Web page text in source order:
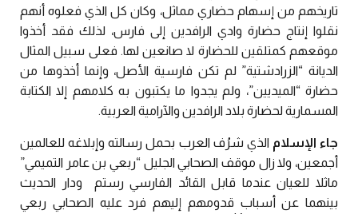
تاريخهم من إسهام حضاري مماثل، وكان كل الذي فعلوه أنهم
نقلوا إنتاج حضارة وادي الرافدين إلى فارس، لذلك فقد أخذوا
موقعهم كمتلقين للحضارة لا صانعين لها. فعلى سبيل المثال
الديانة “الزرادشتية” لم تكن فارسية الأصل، وإنما أخذوها من
حضارة “الميديين”، ولم يجدوا ما يكتبون به كلامهم إلا الكتابة
المسمارية لحضارة بلاد الرافدين والآرامية العربية.
جاء الإسلام الذي شرُف العرب بحمل رسالته وإبلاغه للعالمين
أجمعين، ولازال موقف الصحابي الجليل “ربعي بن عامر التميمي”
ماثلا للعيان عندما قابل القائد الفارسي رستم
ودار الحديث
بينهما عن أسباب قدومهم إليهم فرد عليه الصحابي ربعي